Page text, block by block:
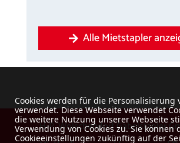
Alle Mietstapler
H-P. Wolschendorf Gabelstapler
Cookies werden für die Personalisierung
verwendet. Diese Webseite verwendet
die weitere Nutzung unserer Webseite
Verwendung von Cookies zu. Sie können
Cookieeinstellungen zukünftig auf der